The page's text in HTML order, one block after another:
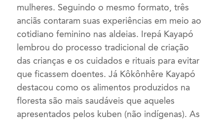
mulheres. Seguindo o mesmo formato, três
anciãs contaram suas experiências em meio ao
cotidiano feminino nas aldeias. Irepá Kayapó
lembrou do processo tradicional de criação
das crianças e os cuidados e rituais para evitar
que ficassem doentes. Já Kôkônhêre Kayapó
destacou como os alimentos produzidos na
floresta são mais saudáveis que aqueles
apresentados pelos kuben (não indígenas). As